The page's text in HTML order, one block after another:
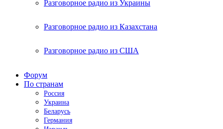
Разговорное радио из Украины
Разговорное радио из Казахстана
Разговорное радио из США
Форум
По странам
Россия
Украина
Беларусь
Германия